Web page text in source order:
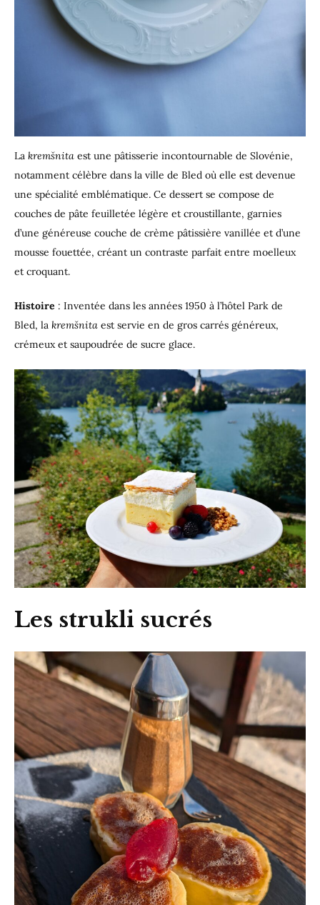
La kremšnita est une pâtisserie incontournable de Slovénie,
notamment célèbre dans la ville de Bled où elle est devenue
une spécialité emblématique. Ce dessert se compose de
couches de pâte feuilletée légère et croustillante, garnies
d’une généreuse couche de crème pâtissière vanillée et d’une
mousse fouettée, créant un contraste parfait entre moelleux
et croquant.
Histoire : Inventée dans les années 1950 à l’hôtel Park de
Bled, la kremšnita est servie en de gros carrés généreux,
crémeux et saupoudrée de sucre glace.
Les strukli sucrés